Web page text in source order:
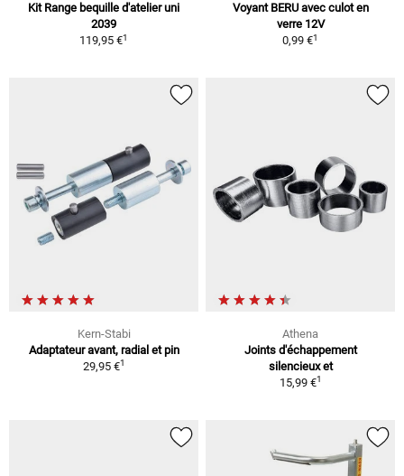
Kit Range bequille d'atelier uni
2039
119,95 €1
Voyant BERU avec culot en
verre 12V
0,99 €1
Kern-Stabi
Adaptateur avant, radial et pin
29,95 €1
Athena
Joints d'échappement
silencieux et
15,99 €1